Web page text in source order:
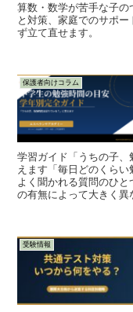
算数・数学が苦手な子
と対策、家庭でのサポ
ず立て直せます。
保護者向けコラム
学習ガイド「うちの子
えます「毎日どのくら
よく聞かれる質問のひ
の有無によって大きく異
受験情報